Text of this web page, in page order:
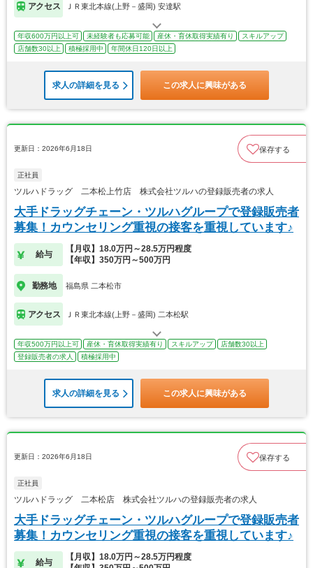
アクセス ＪＲ東北本線(上野－盛岡) 安達駅
年収600万円以上可 未経験者も応募可能 産休・育休取得実績有り
スキルアップ
店舗数30以上
積極採用中 年間休日120日以上
求人の詳細を見る この求人に興味がある
更新日：2026年6月18日 保存する
正社員
ツルハドラッグ 二本松上竹店 株式会社ツルハの登録販売者の求人
大手ドラッグチェーン・ツルハグループで登録販売者
募集！カウンセリング重視の接客を重視しています♪
給与
【月収】18.0万円～28.5万円程度
【年収】350万円～500万円
勤務地 福島県 二本松市
アクセス ＪＲ東北本線(上野－盛岡) 二本松駅
年収500万円以上可 産休・育休取得実績有り スキルアップ
店舗数30以上
登録販売者の求人
積極採用中
求人の詳細を見る この求人に興味がある
更新日：2026年6月18日 保存する
正社員
ツルハドラッグ 二本松店 株式会社ツルハの登録販売者の求人
大手ドラッグチェーン・ツルハグループで登録販売者
募集！カウンセリング重視の接客を重視しています♪
給与
【月収】18.0万円～28.5万円程度